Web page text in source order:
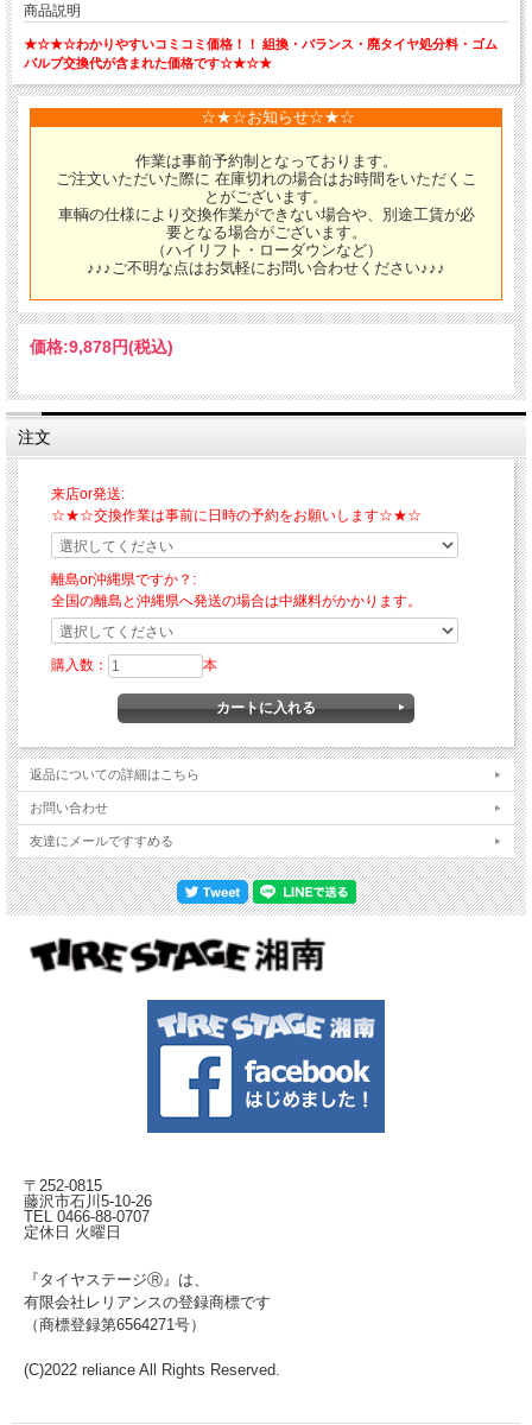
商品説明
★☆★☆わかりやすいコミコミ価格！！ 組換・バランス・廃タイヤ処分料・ゴム
バルブ交換代が含まれた価格です☆★☆★
☆★☆お知らせ☆★☆
作業は事前予約制となっております。
ご注文いただいた際に 在庫切れの場合はお時間をいただくこ
とがございます。
車輌の仕様により交換作業ができない場合や、別途工賃が必
要となる場合がございます。
（ハイリフト・ローダウンなど）
♪♪♪ご不明な点はお気軽にお問い合わせください♪♪♪
価格:9,878円(税込)
注文
来店or発送:
☆★☆交換作業は事前に日時の予約をお願いします☆★☆
離島or沖縄県ですか？:
全国の離島と沖縄県へ発送の場合は中継料がかかります。
購入数： 本
返品についての詳細はこちら
お問い合わせ
友達にメールですすめる
〒252-0815
藤沢市石川5-10-26
TEL 0466-88-0707
定休日 火曜日
『タイヤステージⓇ』は、
有限会社レリアンスの登録商標です
（商標登録第6564271号）
(C)2022 reliance All Rights Reserved.